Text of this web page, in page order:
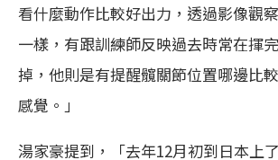
看什麼動作比較好出力，透過影像觀
一樣，有跟訓練師反映過去時常在揮
掉，他則是有提醒髖關節位置哪邊比
感覺。」
湯家豪提到，「去年12月初到日本上